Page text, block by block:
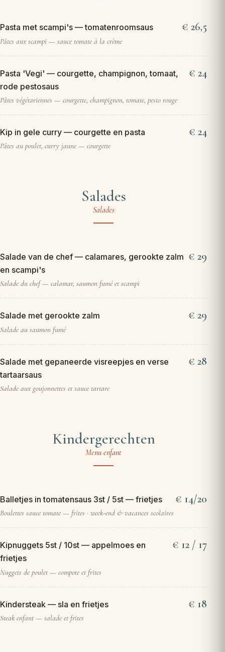
Pasta met scampi's — tomatenroomsaus
Pâtes aux scampi — sauce tomate à la crème
26,5
Pasta 'Vegi' — courgette, champignon, tomaat,
rode pestosaus
Pâtes végétariennes — courgette, champignon, tomate, pesto rouge
24
Kip in gele curry — courgette en pasta
Pâtes au poulet, curry jaune — courgette
24
Salades
Salades
Salade van de chef — calamares, gerookte zalm
en scampi's
Salade du chef — calamar, saumon fumé et scampi
29
Salade met gerookte zalm
Salade au saumon fumé
29
Salade met gepaneerde visreepjes en verse
tartaarsaus
Salade aux goujonnettes et sauce tartare
28
Kindergerechten
Menu enfant
Balletjes in tomatensaus 3st / 5st — frietjes
Boulettes sauce tomate — frites · week-end & vacances scolaires
14/20
Kipnuggets 5st / 10st — appelmoes en
frietjes
Nuggets de poulet — compote et frites
12 / 17
Kindersteak — sla en frietjes
Steak enfant — salade et frites
18